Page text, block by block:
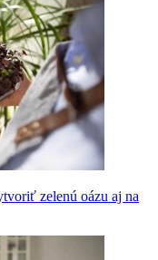
zelenú oázu aj na